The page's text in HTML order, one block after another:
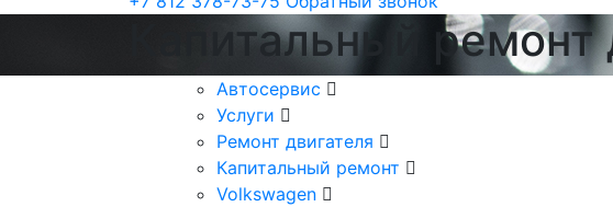
Капитальный
Автосервис
Услуги
Ремонт двигателя
Капитальный ремонт
Volkswagen